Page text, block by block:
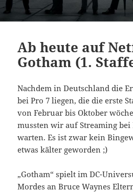
Ab heute auf
Gotham (1.
Nachdem in Deutschland die
bei Pro 7 liegen, die die erste
von Februar bis Oktober
mussten wir auf Streaming
warten. Es ist zwar kein
etwas kälter geworden ;)
„Gotham“ spielt im DC-
Mordes an Bruce Waynes